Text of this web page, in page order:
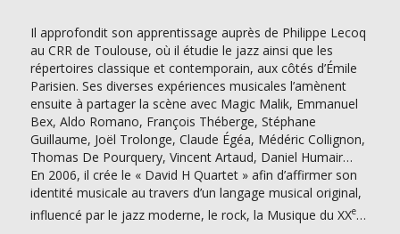
Il approfondit son apprentissage auprès de Philippe Lecoq
au CRR de Toulouse, où il étudie le jazz ainsi que les
répertoires classique et contemporain, aux côtés d’Émile
Parisien. Ses diverses expériences musicales l’amènent
ensuite à partager la scène avec Magic Malik, Emmanuel
Bex, Aldo Romano, François Théberge, Stéphane
Guillaume, Joël Trolonge, Claude Égéa, Médéric Collignon,
Thomas De Pourquery, Vincent Artaud, Daniel Humair…
En 2006, il crée le « David H Quartet » afin d’affirmer son
identité musicale au travers d’un langage musical original,
influencé par le jazz moderne, le rock, la Musique du XXe…